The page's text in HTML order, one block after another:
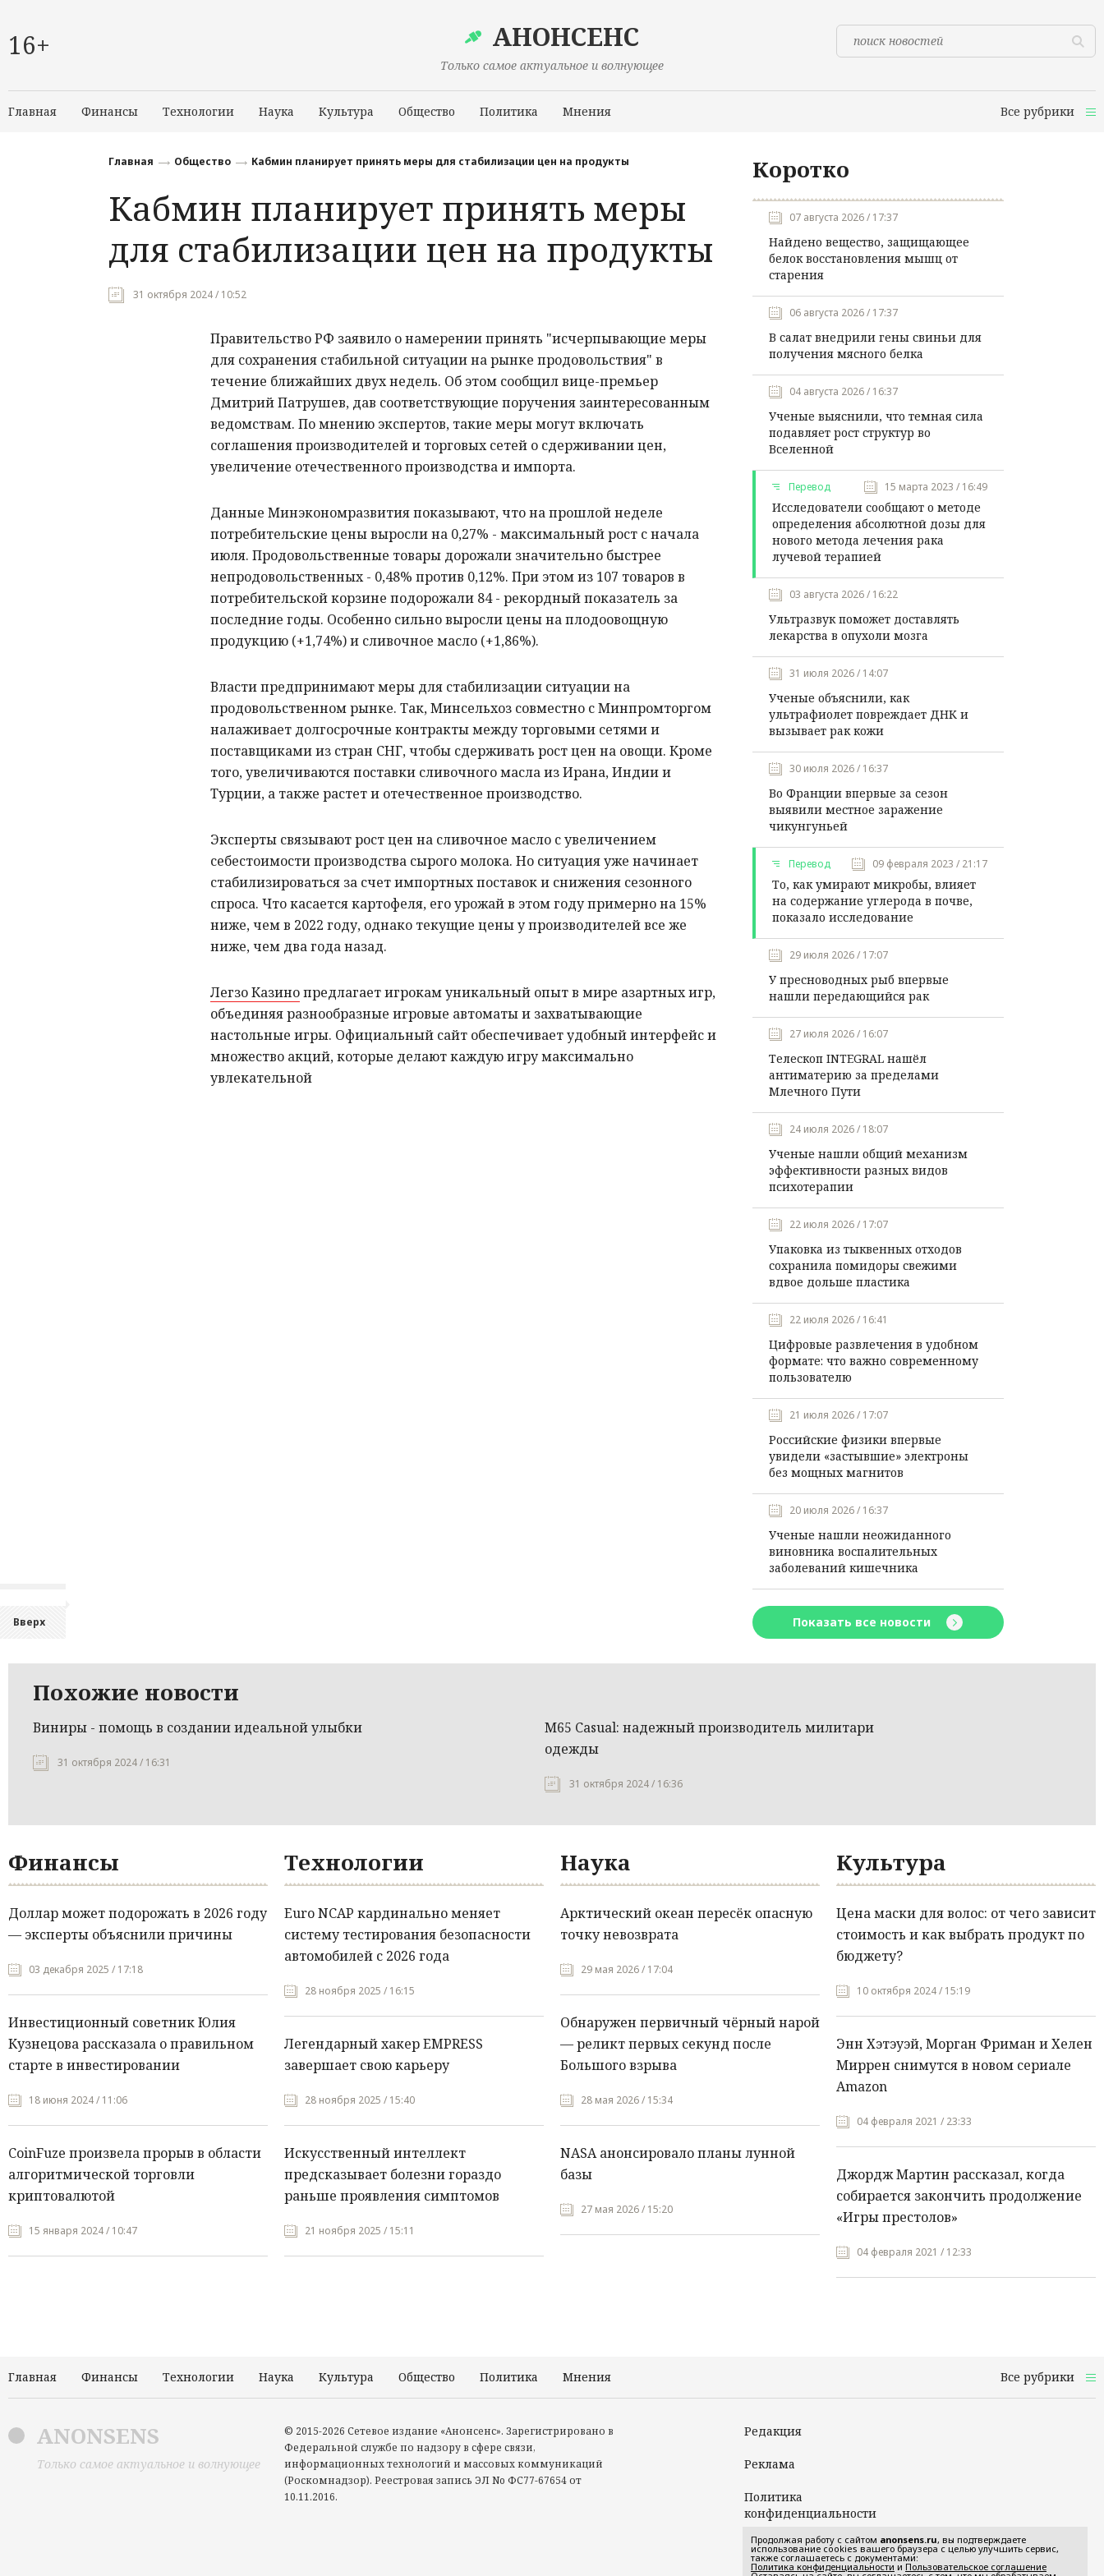
16+ АНОНСЕНС
Только самое актуальное и волнующее
Главная Финансы Технологии Наука Культура Общество Политика Мнения Все рубрики
Происшествия
Вверх
Главная Общество Кабмин планирует принять меры для стабилизации цен на продукты
Кабмин планирует принять меры
для стабилизации цен на продукты
31 октября 2024 / 10:52
Правительство РФ заявило о намерении принять "исчерпывающие меры
для сохранения стабильной ситуации на рынке продовольствия" в
течение ближайших двух недель. Об этом сообщил вице-премьер
Дмитрий Патрушев, дав соответствующие поручения заинтересованным
ведомствам. По мнению экспертов, такие меры могут включать
соглашения производителей и торговых сетей о сдерживании цен,
увеличение отечественного производства и импорта.
Данные Минэкономразвития показывают, что на прошлой неделе
потребительские цены выросли на 0,27% - максимальный рост с начала
июля. Продовольственные товары дорожали значительно быстрее
непродовольственных - 0,48% против 0,12%. При этом из 107 товаров в
потребительской корзине подорожали 84 - рекордный показатель за
последние годы. Особенно сильно выросли цены на плодоовощную
продукцию (+1,74%) и сливочное масло (+1,86%).
Власти предпринимают меры для стабилизации ситуации на
продовольственном рынке. Так, Минсельхоз совместно с Минпромторгом
налаживает долгосрочные контракты между торговыми сетями и
поставщиками из стран СНГ, чтобы сдерживать рост цен на овощи. Кроме
того, увеличиваются поставки сливочного масла из Ирана, Индии и
Турции, а также растет и отечественное производство.
Эксперты связывают рост цен на сливочное масло с увеличением
себестоимости производства сырого молока. Но ситуация уже начинает
стабилизироваться за счет импортных поставок и снижения сезонного
спроса. Что касается картофеля, его урожай в этом году примерно на 15%
ниже, чем в 2022 году, однако текущие цены у производителей все же
ниже, чем два года назад.
Легзо Казинопредлагает игрокам уникальный опыт в мире азартных игр,
объединяя разнообразные игровые автоматы и захватывающие
настольные игры. Официальный сайт обеспечивает удобный интерфейс и
множество акций, которые делают каждую игру максимально
увлекательной
Коротко
07 августа 2026 / 17:37
Найдено вещество, защищающее
белок восстановления мышц от
старения
06 августа 2026 / 17:37
В салат внедрили гены свиньи для
получения мясного белка
04 августа 2026 / 16:37
Ученые выяснили, что темная сила
подавляет рост структур во
Вселенной
Перевод 15 марта 2023 / 16:49
Исследователи сообщают о методе
определения абсолютной дозы для
нового метода лечения рака
лучевой терапией
03 августа 2026 / 16:22
Ультразвук поможет доставлять
лекарства в опухоли мозга
31 июля 2026 / 14:07
Ученые объяснили, как
ультрафиолет повреждает ДНК и
вызывает рак кожи
30 июля 2026 / 16:37
Во Франции впервые за сезон
выявили местное заражение
чикунгуньей
Перевод 09 февраля 2023 / 21:17
То, как умирают микробы, влияет
на содержание углерода в почве,
показало исследование
29 июля 2026 / 17:07
У пресноводных рыб впервые
нашли передающийся рак
27 июля 2026 / 16:07
Телескоп INTEGRAL нашёл
антиматерию за пределами
Млечного Пути
24 июля 2026 / 18:07
Ученые нашли общий механизм
эффективности разных видов
психотерапии
22 июля 2026 / 17:07
Упаковка из тыквенных отходов
сохранила помидоры свежими
вдвое дольше пластика
22 июля 2026 / 16:41
Цифровые развлечения в удобном
формате: что важно современному
пользователю
21 июля 2026 / 17:07
Российские физики впервые
увидели «застывшие» электроны
без мощных магнитов
20 июля 2026 / 16:37
Ученые нашли неожиданного
виновника воспалительных
заболеваний кишечника
Показать все новости
Похожие новости
Виниры - помощь в создании идеальной улыбки
31 октября 2024 / 16:31
М65 Casual: надежный производитель милитари
одежды
31 октября 2024 / 16:36
Финансы
Доллар может подорожать в 2026 году
— эксперты объяснили причины
03 декабря 2025 / 17:18
Инвестиционный советник Юлия
Кузнецова рассказала о правильном
старте в инвестировании
18 июня 2024 / 11:06
CoinFuze произвела прорыв в области
алгоритмической торговли
криптовалютой
15 января 2024 / 10:47
Технологии
Euro NCAP кардинально меняет
систему тестирования безопасности
автомобилей с 2026 года
28 ноября 2025 / 16:15
Легендарный хакер EMPRESS
завершает свою карьеру
28 ноября 2025 / 15:40
Искусственный интеллект
предсказывает болезни гораздо
раньше проявления симптомов
21 ноября 2025 / 15:11
Наука
Арктический океан пересёк опасную
точку невозврата
29 мая 2026 / 17:04
Обнаружен первичный чёрный нарой
— реликт первых секунд после
Большого взрыва
28 мая 2026 / 15:34
NASA анонсировало планы лунной
базы
27 мая 2026 / 15:20
Культура
Цена маски для волос: от чего зависит
стоимость и как выбрать продукт по
бюджету?
10 октября 2024 / 15:19
Энн Хэтэуэй, Морган Фриман и Хелен
Миррен снимутся в новом сериале
Amazon
04 февраля 2021 / 23:33
Джордж Мартин рассказал, когда
собирается закончить продолжение
«Игры престолов»
04 февраля 2021 / 12:33
Главная Финансы Технологии Наука Культура Общество Политика Мнения Все рубрики
ANONSENS
Только самое актуальное и волнующее
© 2015-2026 Сетевое издание «Анонсенс». Зарегистрировано в
Федеральной службе по надзору в сфере связи,
информационных технологий и массовых коммуникаций
(Роскомнадзор). Реестровая запись ЭЛ No ФС77-67654 от
10.11.2016.
Редакция
Реклама
Политика
конфиденциальности
Пользовательское
соглашение
Продолжая работу с сайтом anonsens.ru, вы подтверждаете
использование cookies вашего браузера с целью улучшить сервис,
также соглашаетесь с документами:
Политика конфиденциальности и Пользовательское соглашение